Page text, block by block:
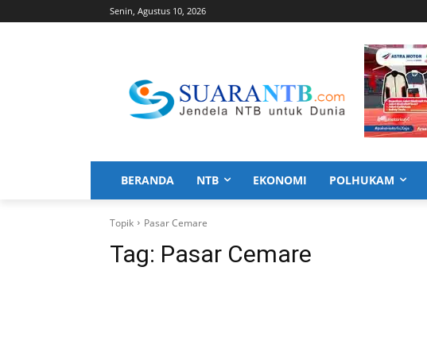
Senin, Agustus 10, 2026
BERANDA NTB EKONOMI POLHUKAM
Topik Pasar Cemare
Tag: Pasar Cemare